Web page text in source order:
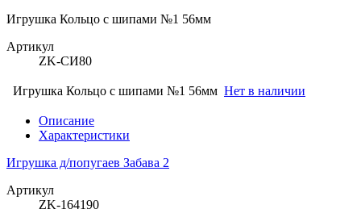
Игрушка Кольцо с шипами №1 56мм
Артикул
ZK-СИ80
Игрушка Кольцо с шипами №1 56мм Нет в наличии
Описание
Характеристики
Игрушка д/попугаев Забава 2
Артикул
ZK-164190